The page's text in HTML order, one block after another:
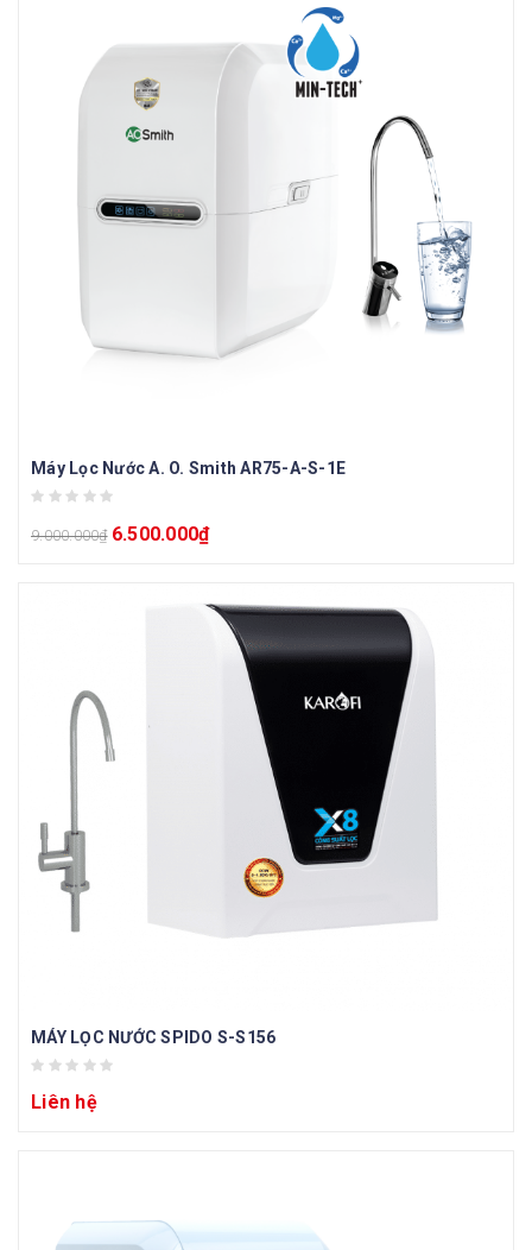
Máy Lọc Nước A. O. Smith AR75-A-S-1E
9.000.000₫ 6.500.000₫
MÁY LỌC NƯỚC SPIDO S-S156
Liên hệ